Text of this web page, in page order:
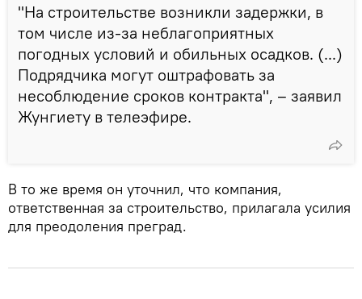
"На строительстве возникли задержки, в
том числе из-за неблагоприятных
погодных условий и обильных осадков. (...)
Подрядчика могут оштрафовать за
несоблюдение сроков контракта", – заявил
Жунгиету в телеэфире.
В то же время он уточнил, что компания,
ответственная за строительство, прилагала усилия
для преодоления преград.